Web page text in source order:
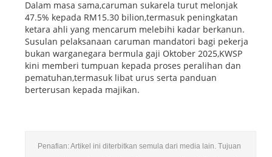
Dalam masa sama,caruman sukarela turut melonjak
47.5% kepada RM15.30 bilion,termasuk peningkatan
ketara ahli yang mencarum melebihi kadar berkanun.
Susulan pelaksanaan caruman mandatori bagi pekerja
bukan warganegara bermula gaji Oktober 2025,KWSP
kini memberi tumpuan kepada proses peralihan dan
pematuhan,termasuk libat urus serta panduan
berterusan kepada majikan.
Penafian: Artikel ini diterbitkan semula dari media lain. Tujuan